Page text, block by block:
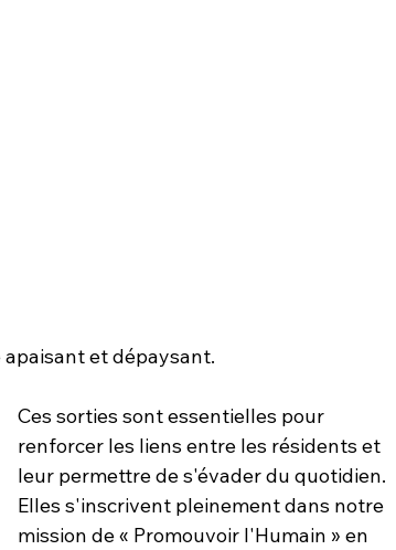
et dépaysant.
Ces sorties sont essentielles pour
renforcer les liens entre les résidents et
leur permettre de s'évader du quotidien.
Elles s'inscrivent pleinement dans notre
mission de « Promouvoir l'Humain » en